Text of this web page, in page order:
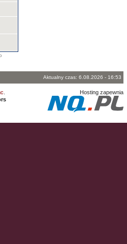
Aktualny czas: 6.08.2026 - 16:53
Hosting zapewnia